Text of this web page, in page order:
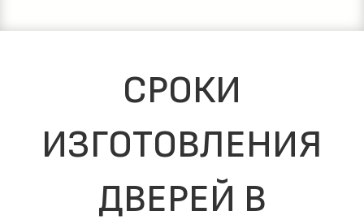
СРОКИ
ИЗГОТОВЛЕНИЯ
ДВЕРЕЙ В